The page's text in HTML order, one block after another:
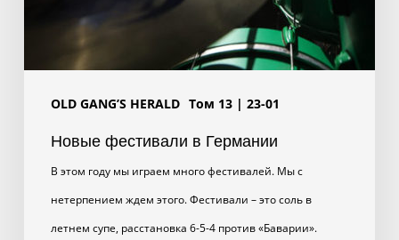
OLD GANG’S HERALD Том 13 | 23-01
Новые фестивали в Германии
В этом году мы играем много фестивалей. Мы с
нетерпением ждем этого. Фестивали – это соль в
летнем супе, расстановка 6-5-4 против «Баварии».